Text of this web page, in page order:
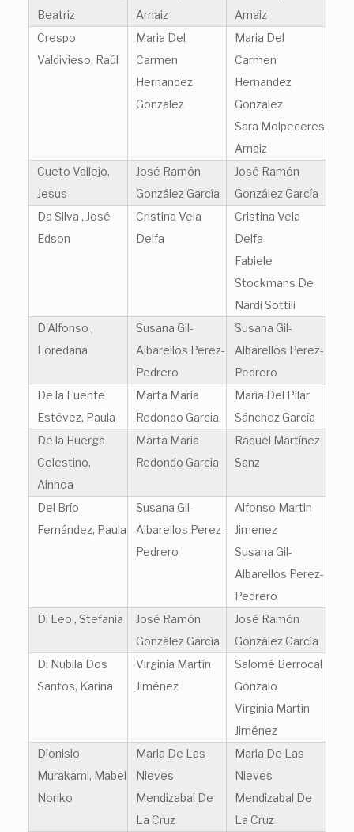
Beatriz
Arnaiz
Arnaiz
Crespo
Valdivieso, Raúl
Maria Del
Carmen
Hernandez
Gonzalez
Maria Del
Carmen
Hernandez
Gonzalez
Sara Molpeceres
Arnaiz
Cueto Vallejo,
Jesus
José Ramón
González García
José Ramón
González García
Da Silva , José
Edson
Cristina Vela
Delfa
Cristina Vela
Delfa
Fabiele
Stockmans De
Nardi Sottili
D'Alfonso ,
Loredana
Susana Gil-
Albarellos Perez-
Pedrero
Susana Gil-
Albarellos Perez-
Pedrero
De la Fuente
Estévez, Paula
Marta Maria
Redondo Garcia
María Del Pilar
Sánchez García
De la Huerga
Celestino,
Ainhoa
Marta Maria
Redondo Garcia
Raquel Martínez
Sanz
Del Brío
Fernández, Paula
Susana Gil-
Albarellos Perez-
Pedrero
Alfonso Martin
Jimenez
Susana Gil-
Albarellos Perez-
Pedrero
Di Leo , Stefania
José Ramón
González García
José Ramón
González García
Di Nubila Dos
Santos, Karina
Virginia Martín
Jiménez
Salomé Berrocal
Gonzalo
Virginia Martín
Jiménez
Dionisio
Murakami, Mabel
Noriko
Maria De Las
Nieves
Mendizabal De
La Cruz
Maria De Las
Nieves
Mendizabal De
La Cruz